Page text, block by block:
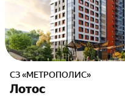
СЗ «МЕТРОПОЛИС»
Лотос